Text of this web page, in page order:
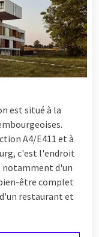
est situé à la
A4/E411 et à
c'est l'endroit
notamment d'un
être complet
restaurant et